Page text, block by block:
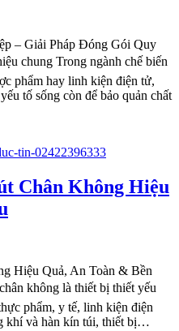
– Giải Pháp Đóng Gói Quy
chung Trong ngành chế biến
phẩm hay linh kiện điện tử,
tố sống còn để bảo quản chất
Chân Không Hiệu
Hiệu Quả, An Toàn & Bền
không là thiết bị thiết yếu
phẩm, y tế, linh kiện điện
khí và hàn kín túi, thiết bị…